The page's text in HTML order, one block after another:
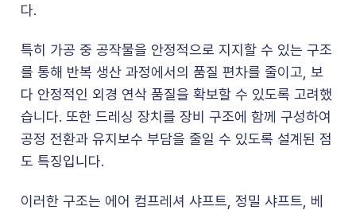
다.
특히 가공 중 공작물을 안정적으로 지지할 수 있는 구조
를 통해 반복 생산 과정에서의 품질 편차를 줄이고, 보
다 안정적인 외경 연삭 품질을 확보할 수 있도록 고려했
습니다. 또한 드레싱 장치를 장비 구조에 함께 구성하여
공정 전환과 유지보수 부담을 줄일 수 있도록 설계된 점
도 특징입니다.
이러한 구조는 에어 컴프레셔 샤프트, 정밀 샤프트, 베